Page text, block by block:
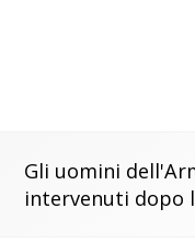
Gli uomini
intervenuti dopo